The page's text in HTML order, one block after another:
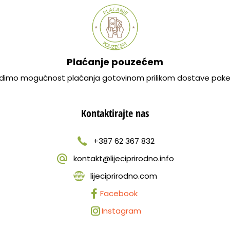
Plaćanje pouzećem
mogućnost plaćanja gotovinom prilikom dostave
Kontaktirajte nas
+387 62 367 832
kontakt@lijeciprirodno.info
lijeciprirodno.com
Facebook
Instagram